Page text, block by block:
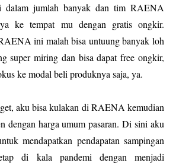
dalam jumlah banyak dan tim RAENA
ke tempat mu dengan gratis ongkir.
ini malah bisa untuung banyak loh
super miring dan bisa dapat free ongkir,
ke modal beli produknya saja, ya.
aku bisa kulakan di RAENA kemudian
dengan harga umum pasaran. Di sini aku
mendapatkan pendapatan sampingan
di kala pandemi dengan menjadi